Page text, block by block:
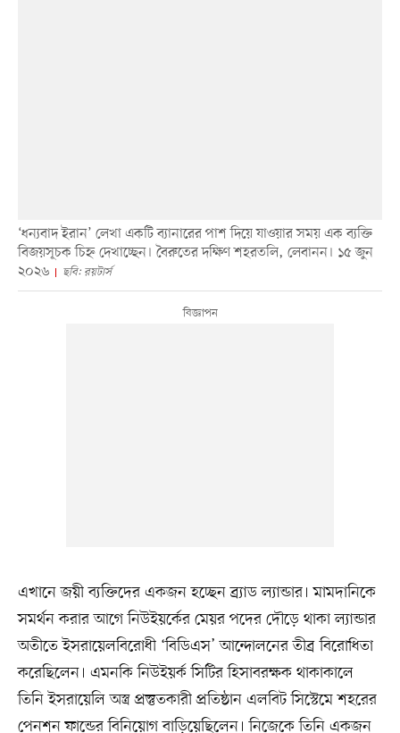
‘ধন্যবাদ ইরান’ লেখা একটি ব্যানারের পাশ দিয়ে যাওয়ার সময় এক ব্যক্তি
বিজয়সূচক চিহ্ন দেখাচ্ছেন। বৈরুতের দক্ষিণ শহরতলি, লেবানন। ১৫ জুন
২০২৬
ছবি: রয়টার্স
এখানে জয়ী ব্যক্তিদের একজন হচ্ছেন ব্র্যাড ল্যান্ডার। মামদানিকে
সমর্থন করার আগে নিউইয়র্কের মেয়র পদের দৌড়ে থাকা ল্যান্ডার
অতীতে ইসরায়েলবিরোধী ‘বিডিএস’ আন্দোলনের তীব্র বিরোধিতা
করেছিলেন। এমনকি নিউইয়র্ক সিটির হিসাবরক্ষক থাকাকালে
তিনি ইসরায়েলি অস্ত্র প্রস্তুতকারী প্রতিষ্ঠান এলবিট সিস্টেমে শহরের
পেনশন ফান্ডের বিনিয়োগ বাড়িয়েছিলেন। নিজেকে তিনি একজন